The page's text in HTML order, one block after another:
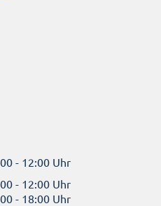
- 12:00 Uhr
- 12:00 Uhr
- 18:00 Uhr